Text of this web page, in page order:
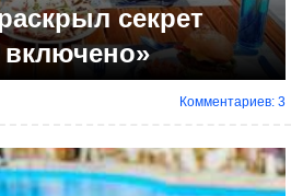
секрет
Комментариев: 3